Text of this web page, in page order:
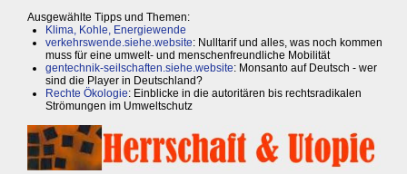
Ausgewählte Tipps und Themen:
Klima, Kohle, Energiewende
verkehrswende.siehe.website: Nulltarif und alles, was noch kommen
muss für eine umwelt- und menschenfreundliche Mobilität
gentechnik-seilschaften.siehe.website: Monsanto auf Deutsch - wer
sind die Player in Deutschland?
Rechte Ökologie: Einblicke in die autoritären bis rechtsradikalen
Strömungen im Umweltschutz